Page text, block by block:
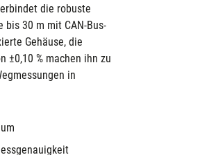
die robuste
bis 30 m mit CAN-Bus-
Gehäuse, die
±0,10 % machen ihn zu
in